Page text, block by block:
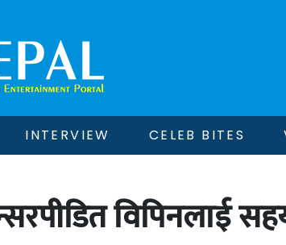
INTERVIEW CELEB BITES
विपिनलाई